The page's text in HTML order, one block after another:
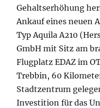
Gehaltserhöhung
Ankauf eines neuen
Typ Aquila A210
GmbH mit Sitz am
Flugplatz EDAZ im
Trebbin, 60
Stadtzentrum
Investition für das